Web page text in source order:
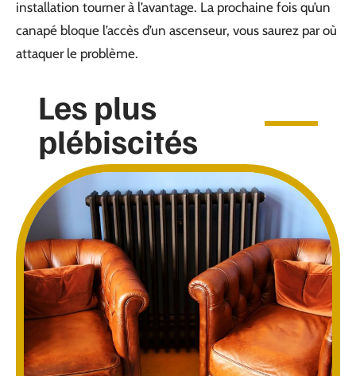
installation tourner à l’avantage. La prochaine fois qu’un
canapé bloque l’accès d’un ascenseur, vous saurez par où
attaquer le problème.
Les plus
plébiscités